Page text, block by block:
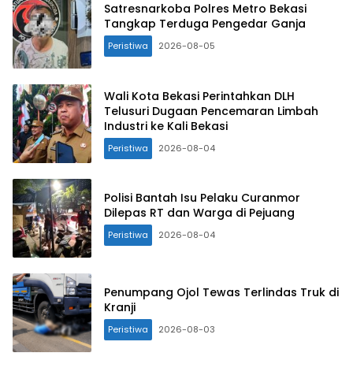
Satresnarkoba Polres Metro Bekasi
Tangkap Terduga Pengedar Ganja
Peristiwa 2026-08-05
Wali Kota Bekasi Perintahkan DLH
Telusuri Dugaan Pencemaran Limbah
Industri ke Kali Bekasi
Peristiwa 2026-08-04
Polisi Bantah Isu Pelaku Curanmor
Dilepas RT dan Warga di Pejuang
Peristiwa 2026-08-04
Penumpang Ojol Tewas Terlindas Truk di
Kranji
Peristiwa 2026-08-03